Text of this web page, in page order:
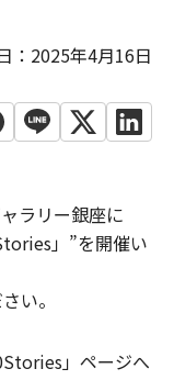
：2025年4月16日
ラリー銀座に
」”を開催い
い。
」ページへ